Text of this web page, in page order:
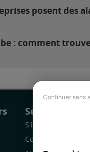
Continuer sans
posent des
: comment
Services Pro
S'inscrire
Comment ça